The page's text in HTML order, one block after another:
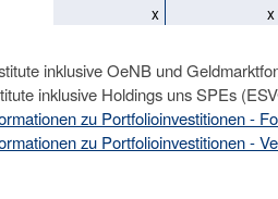
x x
inklusive OeNB und
inklusive Holdings uns SPEs
zu Portfolioinvestitionen -
zu Portfolioinvestitionen -